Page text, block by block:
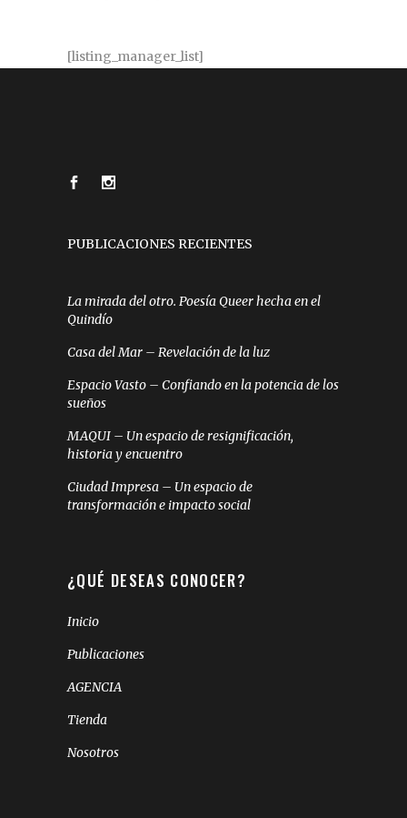
[listing_manager_list]
PUBLICACIONES RECIENTES
La mirada del otro. Poesía Queer hecha en el
Quindío
Casa del Mar – Revelación de la luz
Espacio Vasto – Confiando en la potencia de los
sueños
MAQUI – Un espacio de resignificación,
historia y encuentro
Ciudad Impresa – Un espacio de
transformación e impacto social
¿QUÉ DESEAS CONOCER?
Inicio
Publicaciones
AGENCIA
Tienda
Nosotros